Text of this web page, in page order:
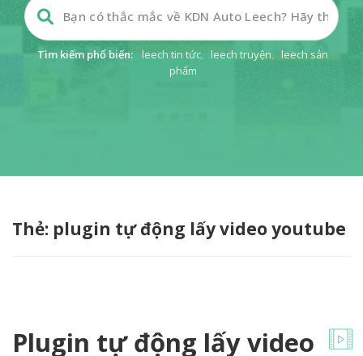
Tìm kiếm phổ biến: leech tin tức, leech truyện, leech sản
phẩm
Thẻ: plugin tự động lấy video youtube
Plugin tự động lấy video